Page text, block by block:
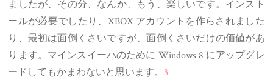
ましたが、その分、なんか、もう、楽しいです。インスト
ールが必要でしたり、XBOX アカウントを作らされました
り、最初は面倒くさいですが、面倒くさいだけの価値があ
ります。マインスイーパのために Windows 8 にアップグレ
ードしてもかまわないと思います。3